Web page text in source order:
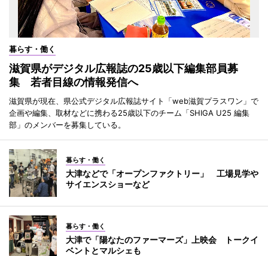
暮らす・働く
滋賀県がデジタル広報誌の25歳以下編集部員募
集 若者目線の情報発信へ
滋賀県が現在、県公式デジタル広報誌サイト「web滋賀プラスワン」で
企画や編集、取材などに携わる25歳以下のチーム「SHIGA U25 編集
部」のメンバーを募集している。
暮らす・働く
大津などで「オープンファクトリー」 工場見学や
サイエンスショーなど
暮らす・働く
大津で「陽なたのファーマーズ」上映会 トークイ
ベントとマルシェも